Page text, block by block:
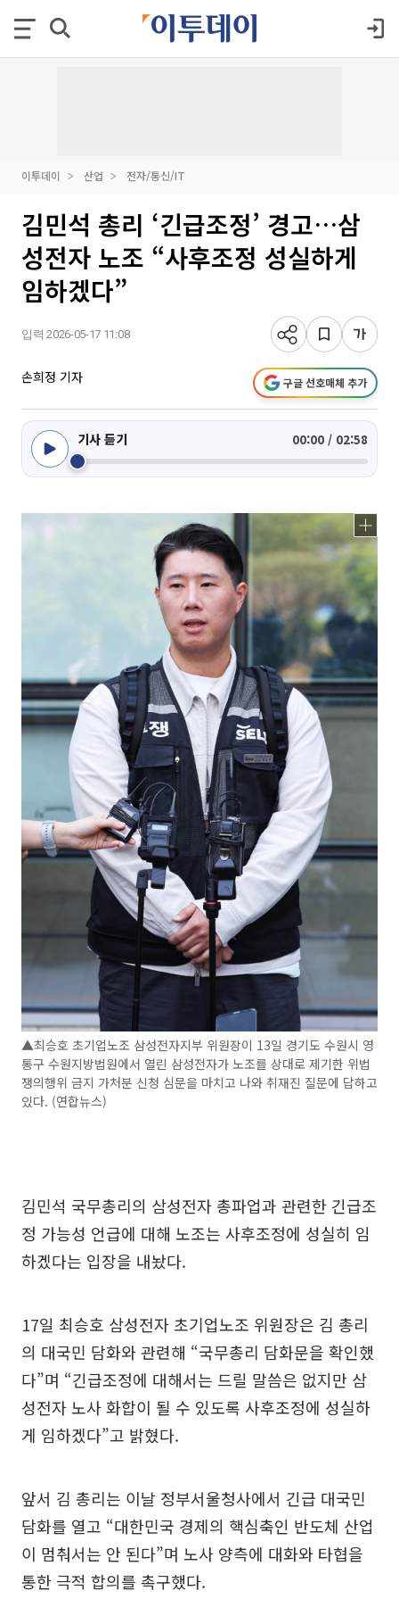
이투데이 산업 전자/통신/IT
김민석 총리 ‘긴급조정’ 경고…삼
성전자 노조 “사후조정 성실하게
임하겠다”
입력 2026-05-17 11:08
손희정 기자 구글 선호매체 추가
기사 듣기 00:00 / 02:58
▲최승호 초기업노조 삼성전자지부 위원장이 13일 경기도 수원시 영
통구 수원지방법원에서 열린 삼성전자가 노조를 상대로 제기한 위법
쟁의행위 금지 가처분 신청 심문을 마치고 나와 취재진 질문에 답하고
있다. (연합뉴스)
김민석 국무총리의 삼성전자 총파업과 관련한 긴급조
정 가능성 언급에 대해 노조는 사후조정에 성실히 임
하겠다는 입장을 내놨다.
17일 최승호 삼성전자 초기업노조 위원장은 김 총리
의 대국민 담화와 관련해 “국무총리 담화문을 확인했
다”며 “긴급조정에 대해서는 드릴 말씀은 없지만 삼
성전자 노사 화합이 될 수 있도록 사후조정에 성실하
게 임하겠다”고 밝혔다.
앞서 김 총리는 이날 정부서울청사에서 긴급 대국민
담화를 열고 “대한민국 경제의 핵심축인 반도체 산업
이 멈춰서는 안 된다”며 노사 양측에 대화와 타협을
통한 극적 합의를 촉구했다.